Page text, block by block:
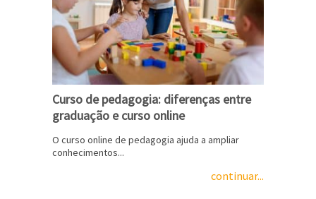
Curso de pedagogia: diferenças entre
graduação e curso online
O curso online de pedagogia ajuda a ampliar
conhecimentos...
continuar...